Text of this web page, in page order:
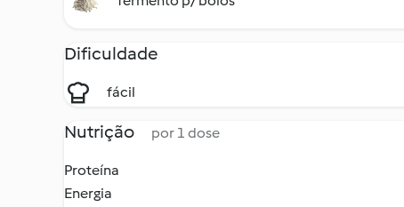
Dificuldade
fácil
Nutrição por 1 dose
Proteína
Energia